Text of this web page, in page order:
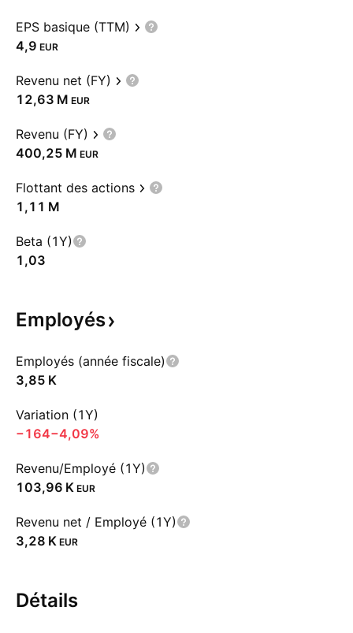
EPS basique (TTM)
4,9 EUR
Revenu net (FY)
‪12,63 M‬ EUR
Revenu (FY)
‪400,25 M‬ EUR
Flottant des actions
‪1,11 M‬
Beta (1Y)
1,03
Employés
Employés (année fiscale)
‪3,85 K‬
Variation (1Y)
−164−4,09%
Revenu/Employé (1Y)
‪103,96 K‬ EUR
Revenu net / Employé (1Y)
‪3,28 K‬ EUR
Détails